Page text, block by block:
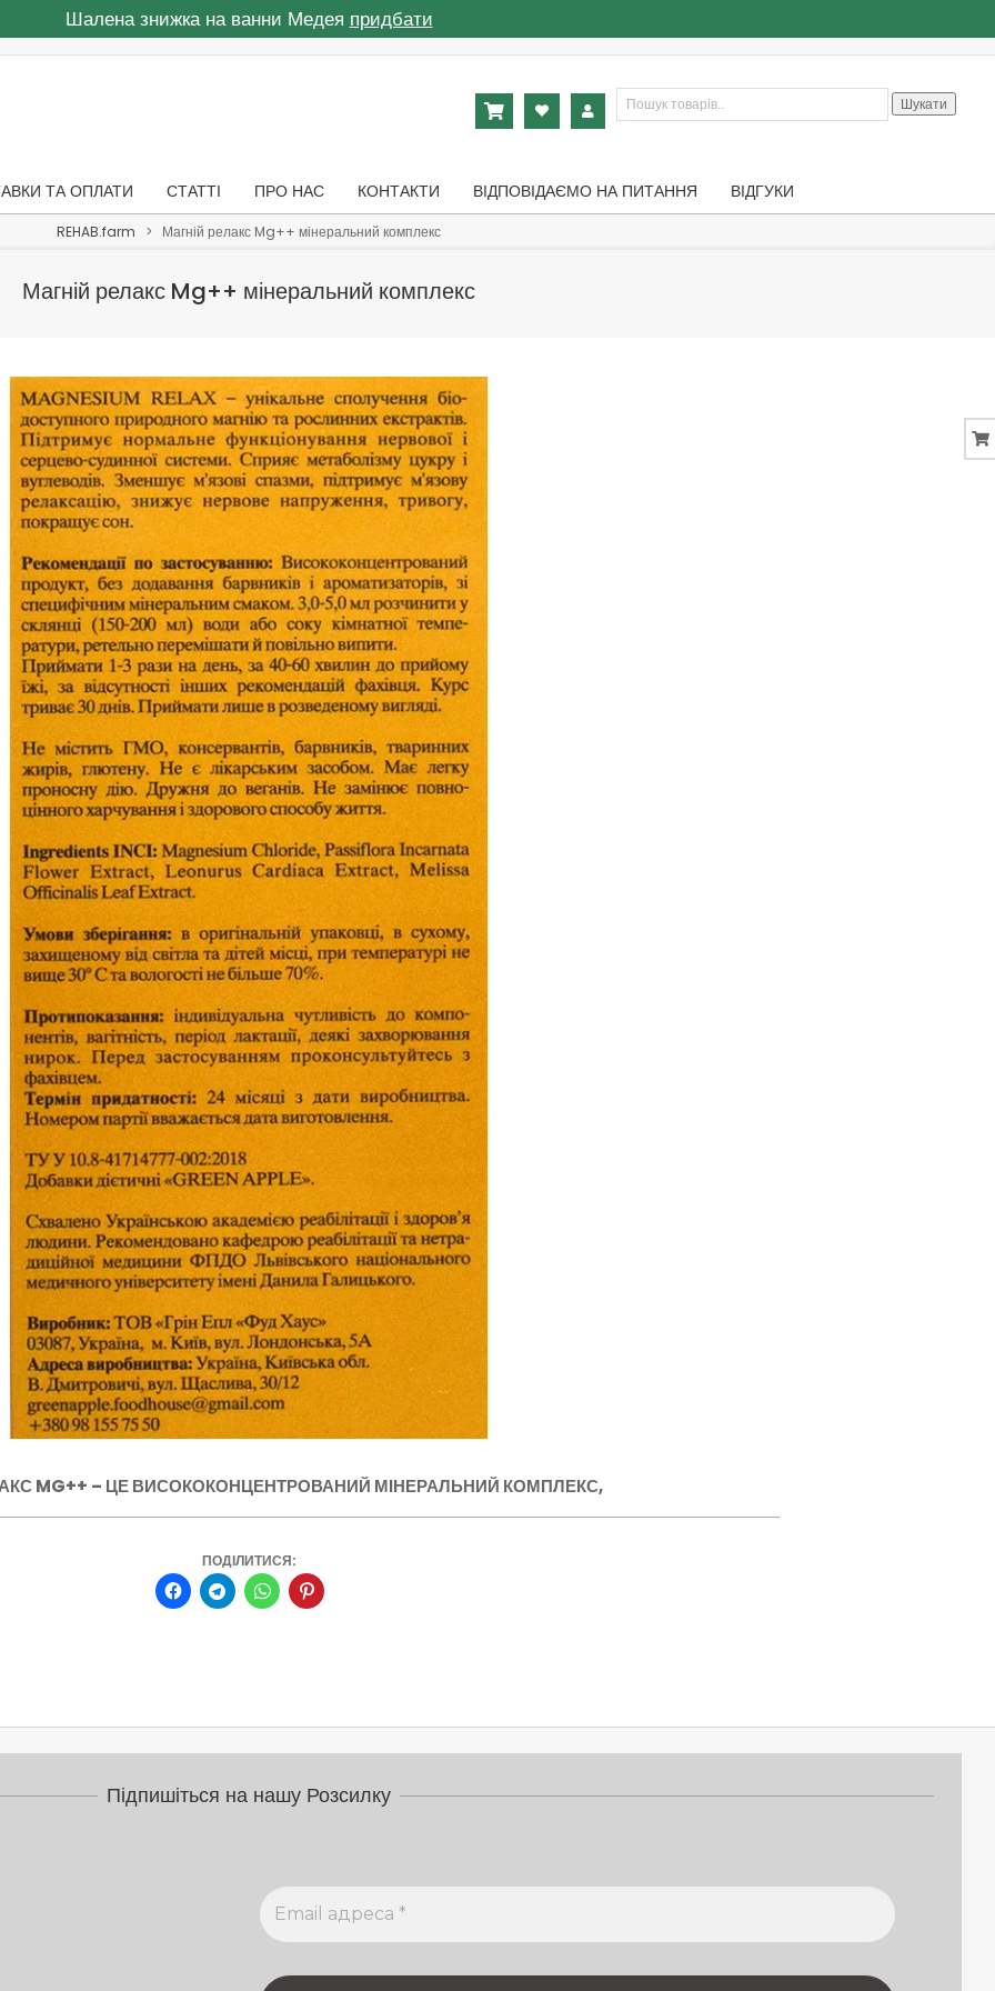
Шалена знижка на ванни Медея придбати
Шукати: Шукати
ТА ОПЛАТИ СТАТТІ ПРО НАС КОНТАКТИ ВІДПОВІДАЄМО НА ПИТАННЯ ВІДГУКИ
REHAB.farm > Магній релакс Mg++ мінеральний комплекс
Магній релакс Mg++ мінеральний комплекс
MG++ – ЦЕ ВИСОКОКОНЦЕНТРОВАНИЙ МІНЕРАЛЬНИЙ КОМПЛЕКС,
ПОДІЛИТИСЯ:
Підпишіться на нашу Розсилку